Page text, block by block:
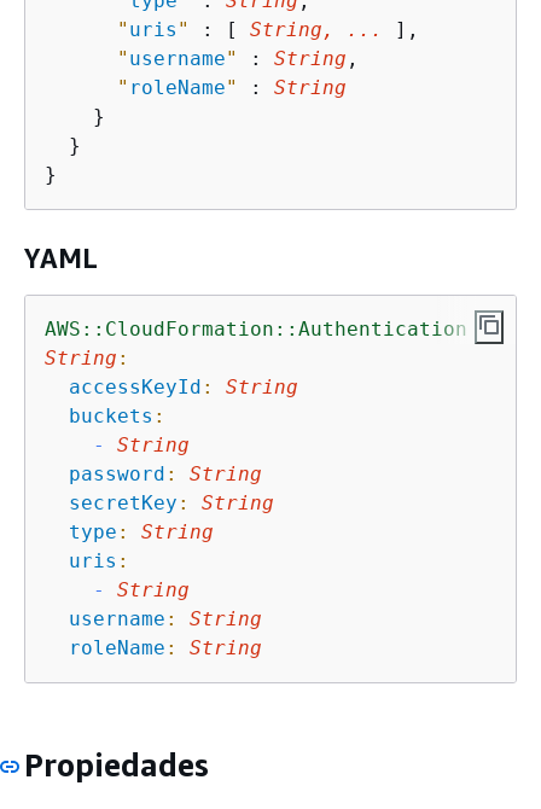
" uris " : [ String, ...
],
" username" : String ,
" roleName" : String
    }
  }
}
YAML
AWS::CloudFormation::Authentication
String :
accessKeyId :
String
buckets :
-
String
password :
String
secretKey :
String
type :
String
uris :
-
String
username :
String
roleName : String
Propiedades